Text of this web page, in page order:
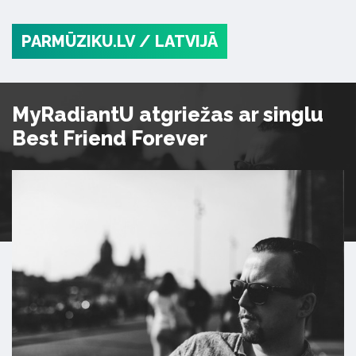
PARMŪZIKU.LV / LATVIJĀ
MyRadiantU atgriežas ar singlu
Best Friend Forever